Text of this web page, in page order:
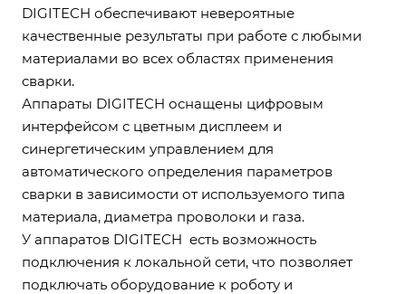
DIGITECH обеспечивают невероятные
качественные результаты при работе с любыми
материалами во всех областях применения
сварки.
Аппараты DIGITECH оснащены цифровым
интерфейсом с цветным дисплеем и
синергетическим управлением для
автоматического определения параметров
сварки в зависимости от используемого типа
материала, диаметра проволоки и газа.
У аппаратов DIGITECH есть возможность
подключения к локальной сети, что позволяет
подключать оборудование к роботу и